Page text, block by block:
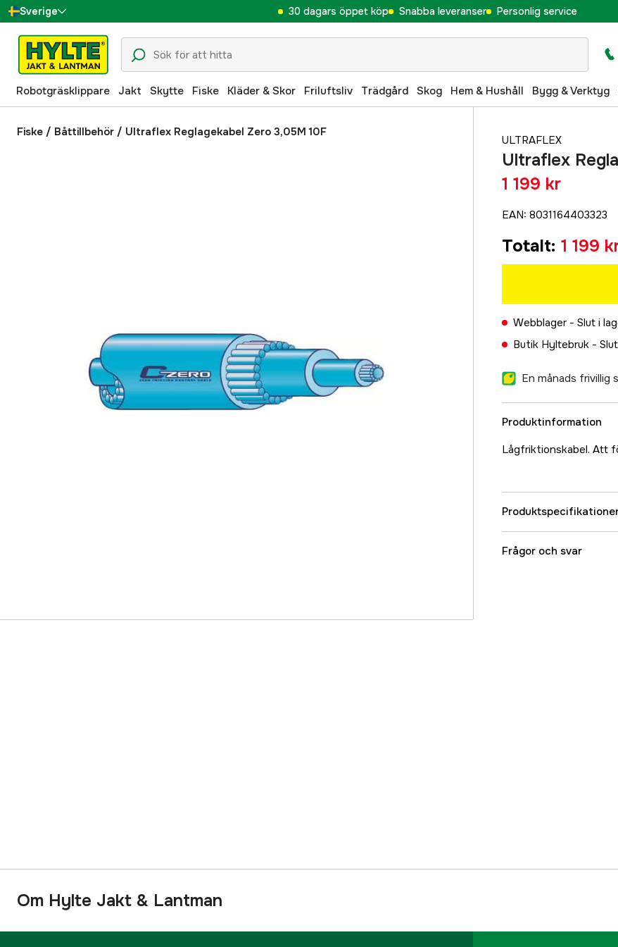
Sverige
Danmark
Suomi
Norge
Deutschland
30 dagars öppet köp Snabba leveranser Personlig service
Robotgräsklippare Jakt Skytte Fiske Kläder & Skor Friluftsliv Trädgård Skog Hem & Hushåll Bygg & Verktyg
Fiske / Båttillbehör / Ultraflex Reglagekabel Zero 3,05M 10F
ULTRAFLEX
Ultraflex
1 199 kr
EAN: 8031164403323
Totalt: 1 199
Webblager - Slut i
Butik Hyltebruk -
En månads frivillig
Produktinformation
Lågfriktionskabel. Att
Referensnummer
Frågor och svar
Om Hylte Jakt & Lantman